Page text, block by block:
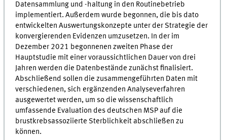
Datensammlung und -haltung in den Routinebetrieb
implementiert. Außerdem wurde begonnen, die bis dato
entwickelten Auswertungskonzepte unter der Strategie der
konvergierenden Evidenzen umzusetzen. In der im
Dezember 2021 begonnenen zweiten Phase der
Hauptstudie mit einer voraussichtlichen Dauer von drei
Jahren werden die Datenbestände zunächst finalisiert.
Abschließend sollen die zusammengeführten Daten mit
verschiedenen, sich ergänzenden Analyseverfahren
ausgewertet werden, um so die wissenschaftlich
umfassende Evaluation des deutschen MSP auf die
brustkrebsassoziierte Sterblichkeit abschließen zu
können.